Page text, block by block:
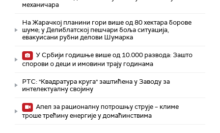
механичара
На Жарачкој планини гори више од 80 хектара борове
шуме; у Делиблатској пешчари боља ситуација,
евакуисани рубни делови Шумарка
У Србији годишње више од 10.000 развода: Зашто
спорови о деци и имовини трају годинама
РТС: "Квадратура круга" заштићена у Заводу за
интелектуалну својину
Апел за рационалну потрошњу струје – климе
троше трећину енергије у домаћинствима